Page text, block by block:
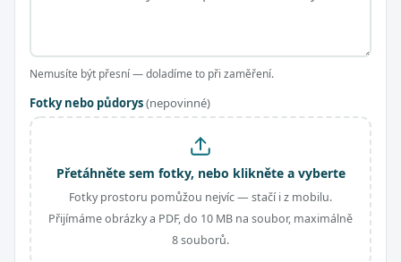
Nemusíte být přesní — doladíme to při zaměření.
Fotky nebo půdorys(nepovinné)
Přetáhněte sem fotky, nebo klikněte a vyberte
Fotky prostoru pomůžou nejvíc — stačí i z mobilu.
Přijímáme obrázky a PDF, do 10 MB na soubor, maximálně
8 souborů.